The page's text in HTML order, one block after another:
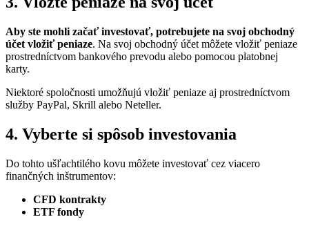
Aby ste mohli začať investovať, potrebujete na svoj obchodný
účet vložiť peniaze. Na svoj obchodný účet môžete vložiť peniaze
prostredníctvom bankového prevodu alebo pomocou platobnej
karty.
Niektoré spoločnosti umožňujú vložiť peniaze aj prostredníctvom
služby PayPal, Skrill alebo Neteller.
4. Vyberte si spôsob investovania
Do tohto ušľachtilého kovu môžete investovať cez viacero
finančných inštrumentov:
CFD kontrakty
ETF fondy